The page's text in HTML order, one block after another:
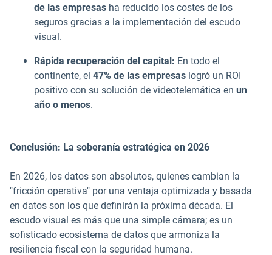
de las empresas ha reducido los costes de los
seguros gracias a la implementación del escudo
visual.
Rápida recuperación del capital: En todo el
continente, el 47% de las empresas logró un ROI
positivo con su solución de videotelemática en un
año o menos.
Conclusión: La soberanía estratégica en 2026
En 2026, los datos son absolutos, quienes cambian la
"fricción operativa" por una ventaja optimizada y basada
en datos son los que definirán la próxima década. El
escudo visual es más que una simple cámara; es un
sofisticado ecosistema de datos que armoniza la
resiliencia fiscal con la seguridad humana.